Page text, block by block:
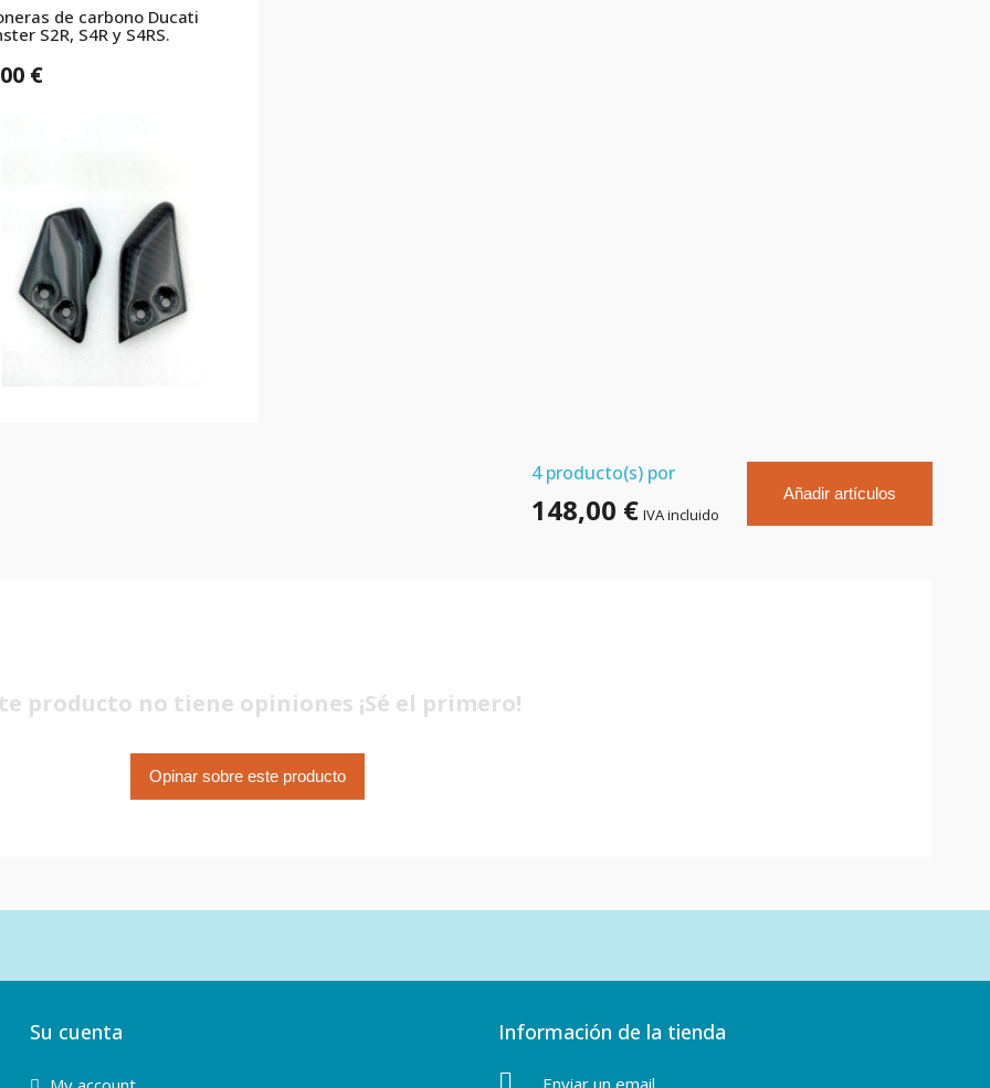
de carbono Ducati
S2R, S4R y S4RS.
€
4producto(s) por
148,00 € IVA incluido
Añadir artículos
producto no tiene opiniones ¡Sé el primero!
Opinar sobre este producto
Su cuenta Información de la tienda
Enviar un email